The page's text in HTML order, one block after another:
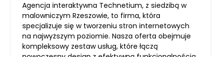
Agencja interaktywna Technetium, z siedzibą w
malowniczym Rzeszowie, to firma, która
specjalizuje się w tworzeniu stron internetowych
na najwyższym poziomie. Nasza oferta obejmuje
kompleksowy zestaw usług, które łączą